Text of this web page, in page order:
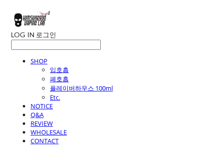
LOG IN 로그인
SHOP
입호흡
폐호흡
플레이버하우스 100ml
Etc.
NOTICE
Q&A
REVIEW
WHOLESALE
CONTACT